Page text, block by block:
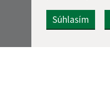
Súhlasím